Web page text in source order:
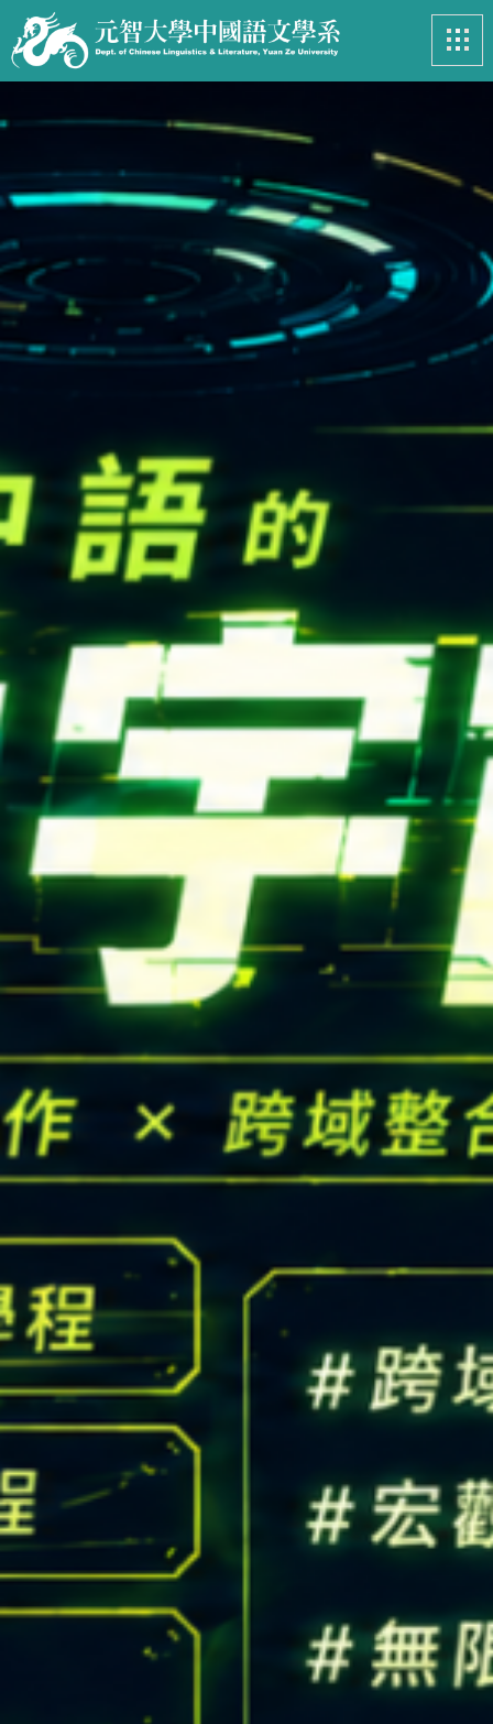
系所簡介 Introduction
課程資訊 Course
招生專區 Admissions
亮眼足跡 Footprints
高中生懶人包 High school
CONTACT
Email：cldept@saturn.yzu.edu.tw
校本部電話： +886-3-4638800 #2706,2707
地址： 桃園市中壢區遠東路 135 號  元智五館 6 樓